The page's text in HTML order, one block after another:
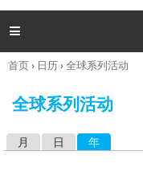

你
这
首页› 日历›全球系列活动
全球系列活动
月 日 年